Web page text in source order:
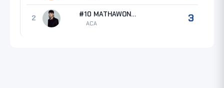
2 #10 MATHAWONG Jetsada
ACA 3